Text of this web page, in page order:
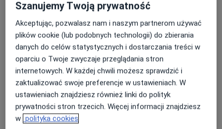
Konsultacje onlineZobacz kalendarz online
Zdjęcia i filmy
Zobacz galerię (20)
Szanujemy Twoją prywatność
Akceptując, pozwalasz nam i naszym partnerom używać
plików cookie (lub podobnych technologii) do zbierania
danych do celów statystycznych i dostarczania treści w
oparciu o Twoje zwyczaje przeglądania stron
internetowych. W każdej chwili możesz sprawdzić i
zaktualizować swoje preferencje w ustawieniach. W
ustawieniach znajdziesz również linki do polityk
prywatności stron trzecich. Więcej informacji znajdziesz
w polityka cookies